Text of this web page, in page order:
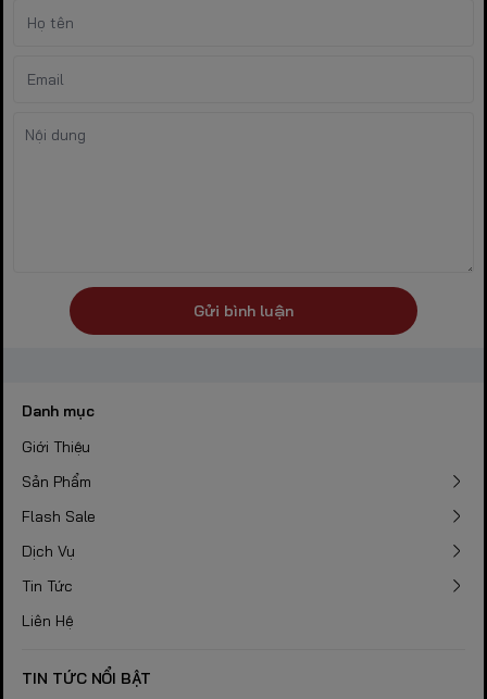
Gửi bình luận
Danh mục
Giới Thiệu
Sản Phẩm
Flash Sale
Dịch Vụ
Tin Tức
Liên Hệ
TIN TỨC NỔI BẬT